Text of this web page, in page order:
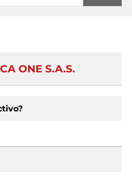
ONE S.A.S.